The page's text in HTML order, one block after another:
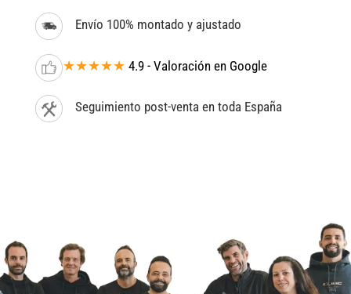
Envío 100% montado y ajustado
★★★★★ 4.9 - Valoración en Google
Seguimiento post-venta en toda España